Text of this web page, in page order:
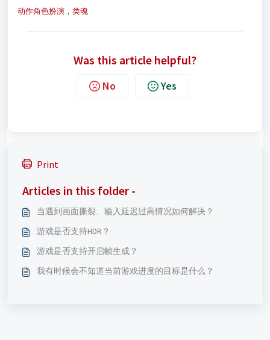
动作角色扮演，类魂
Was this article helpful?
No Yes
Print
Articles in this folder -
当遇到画面撕裂、输入延迟过高情况如何解决？
游戏是否支持HDR？
游戏是否支持开启帧生成？
我有时候会不知道当前游戏进度的目标是什么？